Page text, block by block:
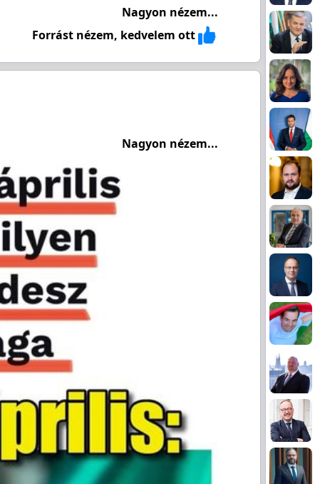
Nagyon nézem...
Forrást nézem, kedvelem ott
Nagyon nézem...